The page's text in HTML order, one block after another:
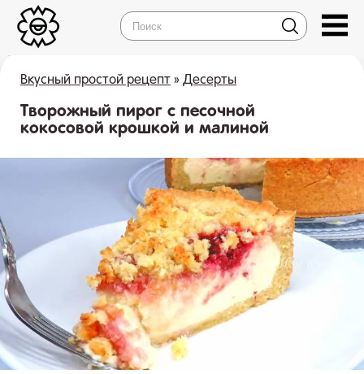
Вкусный простой рецепт » Десерты
Творожный пирог с песочной
кокосовой крошкой и малиной